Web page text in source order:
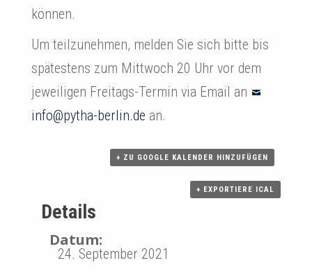
n
g
können.
Um teilzunehmen, melden Sie sich bitte bis
spätestens zum Mittwoch 20 Uhr vor dem
jeweiligen Freitags-Termin via Email an
info@pytha-berlin.de an.
+ ZU GOOGLE KALENDER HINZUFÜGEN
+ EXPORTIERE ICAL
Details
Datum:
24. September 2021